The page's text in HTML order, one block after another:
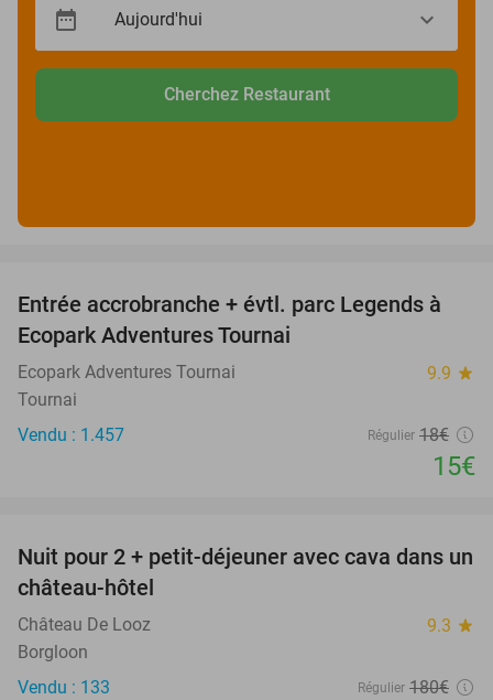
Cherchez Restaurant
17%
Entrée accrobranche + évtl. parc Legends à
Ecopark Adventures Tournai
Ecopark Adventures Tournai 9.9 star
Tournai
Vendu : 1.457
Régulier 18€
15€
48%
Nuit pour 2 + petit-déjeuner avec cava dans un
château-hôtel
Château De Looz 9.3 star
Borgloon
Vendu : 133
Régulier 180€